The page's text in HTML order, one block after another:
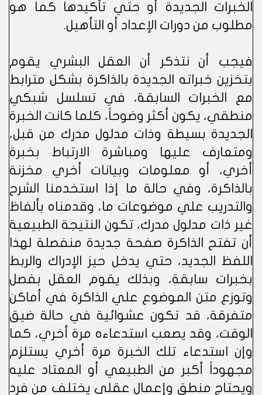
الخبرات الجديدة أو حتي تأكيدها كما هو
مطلوب من دورات الإعداد أو التأهيل.
فيجب أن نتذكر أن العقل البشري يقوم
بتخزين خبراته الجديدة بالذاكرة بشكل مترابط
مع الخبرات السابقة، في تسلسل شبكي
منطقي، يكون أكثر وضوحاً، كلما كانت الخبرة
الجديدة بسيطة وذات مدلول مدرك من قبل،
ومتعارف عليها ومباشرة الارتباط بخبرة
أخري، أو معلومات وبيانات أخري مخزنة
بالذاكرة، وفي حالة ما إذا استخدمنا الشرح
والتدريب علي موضوعات ما، وقدمناه بألفاظ
غير ذات مدلول مدرك، تكون النتيجة الطبيعية
أن تفتح الذاكرة صفحة جديدة منفصلة لهذا
اللفظ الجديد، حتي يدخل حيز الإدراك والربط
بخبرات سابقة، وبذلك يقوم العقل بفصل
وتوزع متن الموضوع علي الذاكرة في أماكن
متفرقة، قد تكون عشوائية في حالة ضيق
الوقت، وقد يصعب استدعاءه مرة أخري، كما
وإن استدعاء تلك الخبرة مرة أخري يستلزم
مجهوداً أكبر من الطبيعي أو المعتاد عليه
ويحتاج منطق وإعمال عقلي يختلف من فرد